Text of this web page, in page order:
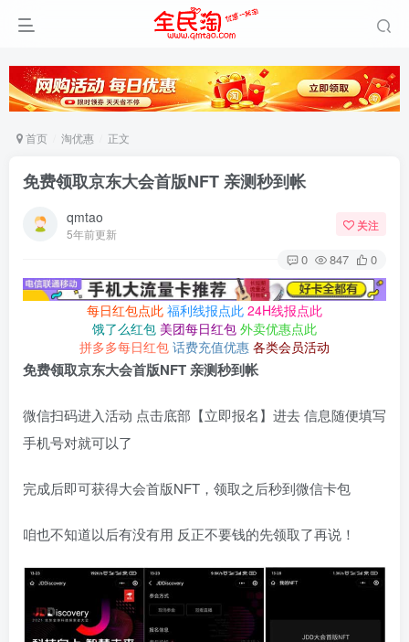
首页 淘优惠 正文
免费领取京东大会首版NFT 亲测秒到帐
qmtao
5年前更新
关注
0 847 0
每日红包点此 福利线报点此 24H线报点此
饿了么红包 美团每日红包 外卖优惠点此
拼多多每日红包 话费充值优惠 各类会员活动
免费领取京东大会首版NFT 亲测秒到帐
微信扫码进入活动 点击底部【立即报名】进去 信息随便填写
手机号对就可以了
完成后即可获得大会首版NFT，领取之后秒到微信卡包
咱也不知道以后有没有用 反正不要钱的先领取了再说！